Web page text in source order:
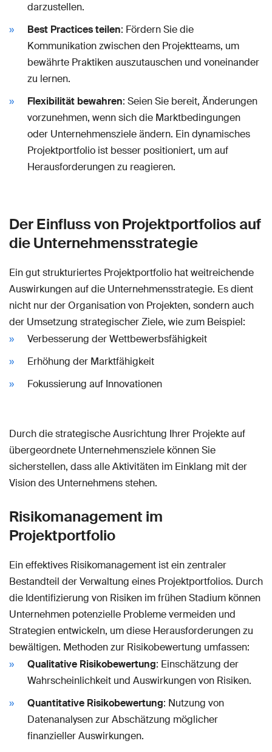
darzustellen.
Best Practices teilen: Fördern Sie die
Kommunikation zwischen den Projektteams, um
bewährte Praktiken auszutauschen und voneinander
zu lernen.
Flexibilität bewahren: Seien Sie bereit, Änderungen
vorzunehmen, wenn sich die Marktbedingungen
oder Unternehmensziele ändern. Ein dynamisches
Projektportfolio ist besser positioniert, um auf
Herausforderungen zu reagieren.
Der Einfluss von Projektportfolios auf
die Unternehmensstrategie
Ein gut strukturiertes Projektportfolio hat weitreichende
Auswirkungen auf die Unternehmensstrategie. Es dient
nicht nur der Organisation von Projekten, sondern auch
der Umsetzung strategischer Ziele, wie zum Beispiel:
Verbesserung der Wettbewerbsfähigkeit
Erhöhung der Marktfähigkeit
Fokussierung auf Innovationen
Durch die strategische Ausrichtung Ihrer Projekte auf
übergeordnete Unternehmensziele können Sie
sicherstellen, dass alle Aktivitäten im Einklang mit der
Vision des Unternehmens stehen.
Risikomanagement im
Projektportfolio
Ein effektives Risikomanagement ist ein zentraler
Bestandteil der Verwaltung eines Projektportfolios. Durch
die Identifizierung von Risiken im frühen Stadium können
Unternehmen potenzielle Probleme vermeiden und
Strategien entwickeln, um diese Herausforderungen zu
bewältigen. Methoden zur Risikobewertung umfassen:
Qualitative Risikobewertung: Einschätzung der
Wahrscheinlichkeit und Auswirkungen von Risiken.
Quantitative Risikobewertung: Nutzung von
Datenanalysen zur Abschätzung möglicher
finanzieller Auswirkungen.